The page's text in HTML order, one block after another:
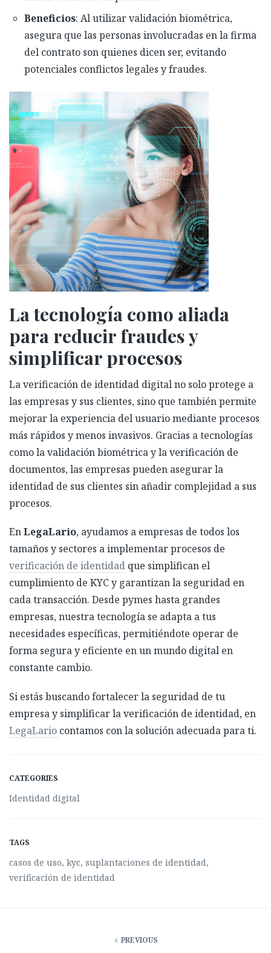
Beneficios: Al utilizar validación biométrica,
asegura que las personas involucradas en la firma
del contrato son quienes dicen ser, evitando
potenciales conflictos legales y fraudes.
La tecnología como aliada
para reducir fraudes y
simplificar procesos
La verificación de identidad digital no solo protege a
las empresas y sus clientes, sino que también permite
mejorar la experiencia del usuario mediante procesos
más rápidos y menos invasivos. Gracias a tecnologías
como la validación biométrica y la verificación de
documentos, las empresas pueden asegurar la
identidad de sus clientes sin añadir complejidad a sus
procesos.
EnLegaLario, ayudamos a empresas de todos los
tamaños y sectores a implementar procesos de
verificación de identidad que simplifican el
cumplimiento de KYC y garantizan la seguridad en
cada transacción. Desde pymes hasta grandes
empresas, nuestra tecnología se adapta a tus
necesidades específicas, permitiéndote operar de
forma segura y eficiente en un mundo digital en
constante cambio.
Si estás buscando fortalecer la seguridad de tu
empresa y simplificar la verificación de identidad, en
LegaLario contamos con la solución adecuada para ti.
CATEGORIES
Identidad digital
TAGS
casos de uso, kyc, suplantaciones de identidad,
verificación de identidad
PREVIOUS